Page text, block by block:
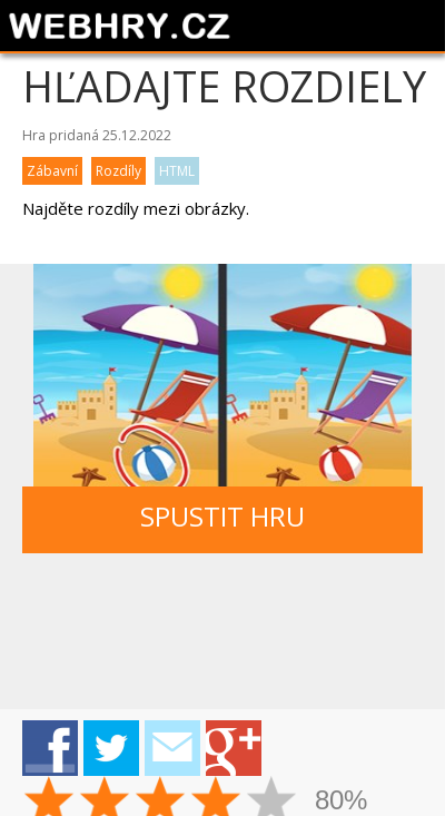
HĽADAJTE ROZDIELY
Hra pridaná 25.12.2022
Zábavní
Rozdíly HTML
Najděte rozdíly mezi obrázky.
SPUSTIT HRU
80%